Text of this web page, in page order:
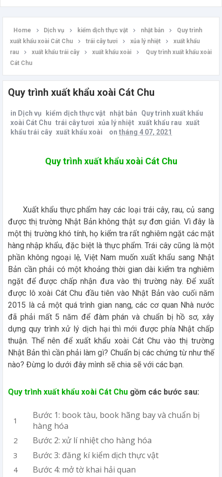
Home Dịch vụ kiểm dịch thực vật nhật bản
Quy trình
xuất khẩu xoài Cát Chu
trái cây tươi xủa lý nhiệt
xuất khẩu
rau
xuất khẩu trái cây xuất khẩu xoài
Quy trình xuất khẩu xoài
Cát Chu
Quy trình xuất khẩu xoài Cát Chu
in Dịch vụ kiểm dịch thực vật nhật bản
Quy trình xuất khẩu
xoài Cát Chu trái cây tươi xủa lý nhiệt xuất khẩu rau xuất
khẩu trái cây xuất khẩu xoài on tháng 4 07, 2021
Quy trình xuất khẩu xoài Cát Chu
Xuất khẩu thực phẩm hay các loại trái cây, rau, củ sang
được thị trường Nhật Bản không thật sự đơn giản. Vì đây là
một thị trường khó tính, họ kiểm tra rất nghiêm ngặt các mặt
hàng nhập khẩu, đặc biệt là thực phẩm. Trái cây cũng là một
phần không ngoại lệ, Việt Nam muốn xuất khẩu sang Nhật
Bản cần phải có một khoảng thời gian dài kiểm tra nghiêm
ngặt để được chấp nhận đưa vào thị trường này. Để xuất
được lô xoài Cát Chu đầu tiên vào Nhật Bản vào cuối năm
2015 là cả một quá trình gian nang, các cơ quan Nhà nước
đã phải mất 5 năm để đàm phán và chuẩn bị hồ sơ, xây
dựng quy trình xử lý dịch hại thì mới được phía Nhật chấp
thuận. Thể nên để xuất khẩu xoài Cát Chu vào thị trường
Nhật Bản thì cần phải làm gì? Chuẩn bị các chứng từ như thế
nào? Đừng lo dưới đây mình sẽ chia sẽ với các bạn.
Quy trình xuất khẩu xoài Cát Chu gồm các bước sau:
Bước 1: book tàu, book hãng bay và chuẩn bị
hàng hóa
Bước 2: xử lí nhiệt cho hàng hóa
Bước 3: đăng kí kiểm dịch thực vật
Bước 4: mở tờ khai hải quan